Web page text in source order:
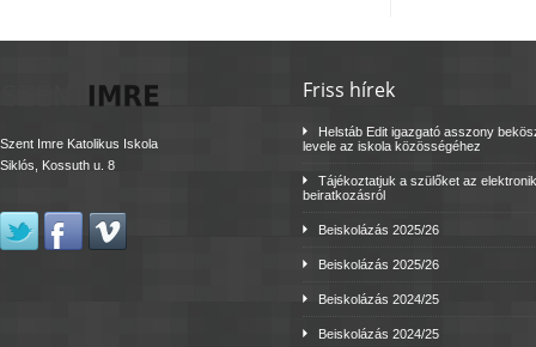
Szent Imre Katolikus Iskola
Siklós, Kossuth u. 8
Friss hírek
Helstáb Edit igazgató asszony
levele az iskola közösségéhez
Tájékoztatjuk a szülőket az
beiratkozásról
Beiskolázás 2025/26
Beiskolázás 2025/26
Beiskolázás 2024/25
Beiskolázás 2024/25